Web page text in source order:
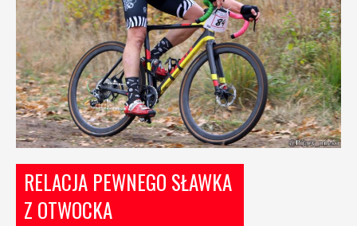
RELACJA PEWNEGO SŁAWKA
Z OTWOCKA